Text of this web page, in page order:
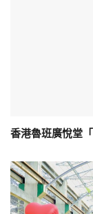
香港魯班廣悅堂